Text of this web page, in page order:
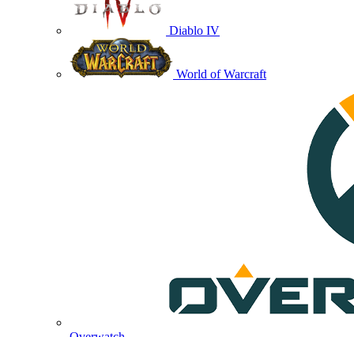
Diablo IV
World of Warcraft